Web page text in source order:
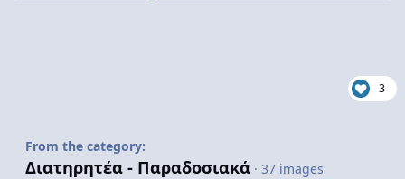
3
From the category:
Διατηρητέα - Παραδοσιακά · 37 images